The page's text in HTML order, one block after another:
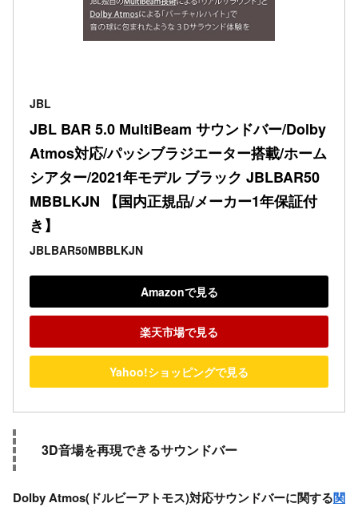
JBL
JBL BAR 5.0 MultiBeam サウンドバー/Dolby
Atmos対応/パッシブラジエーター搭載/ホーム
シアター/2021年モデル ブラック JBLBAR50
MBBLKJN 【国内正規品/メーカー1年保証付
き】
JBLBAR50MBBLKJN
Amazonで見る
楽天市場で見る
Yahoo!ショッピングで見る
3D音場を再現できるサウンドバー
Dolby Atmos(ドルビーアトモス)対応サウンドバーに関する関